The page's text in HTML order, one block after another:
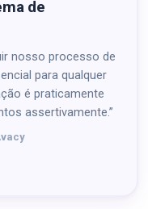
de
nosso processo de
para qualquer
é praticamente
assertivamente.”